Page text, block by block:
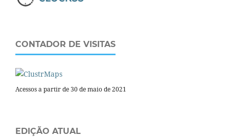
CONTADOR DE VISITAS
Acessos a partir de 30 de maio de 2021
EDIÇÃO ATUAL